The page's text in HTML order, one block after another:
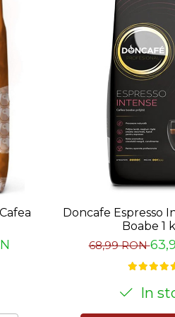
Doncafe Espresso
Boabe 1
68,99 RON
In